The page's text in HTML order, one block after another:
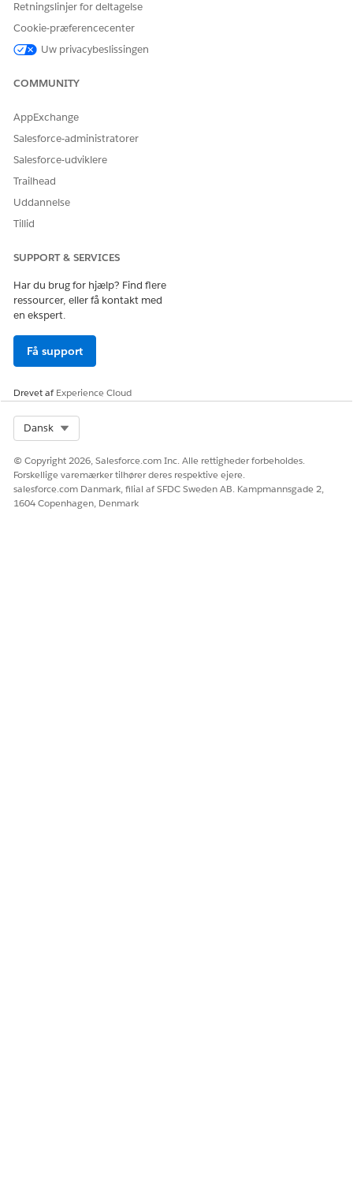
LØSTE DENNE ARTIKEL DIT PROBLEM?
Retningslinjer for deltagelse
Cookie-præferencecenter
Uw privacybeslissingen
COMMUNITY
AppExchange
Salesforce-administratorer
Salesforce-udviklere
Trailhead
Uddannelse
Tillid
SUPPORT & SERVICES
Har du brug for hjælp? Find flere
ressourcer, eller få kontakt med
en ekspert.
Få support
Drevet afExperience Cloud
Dansk
© Copyright 2026, Salesforce.com Inc. Alle rettigheder forbeholdes.
Forskellige varemærker tilhører deres respektive ejere.
salesforce.com Danmark, filial af SFDC Sweden AB. Kampmannsgade 2,
1604 Copenhagen, Denmark